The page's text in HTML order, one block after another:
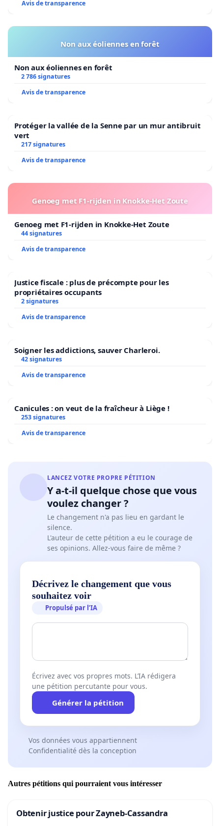
Avis de transparence
Non aux éoliennes en forêt
Non aux éoliennes en forêt
2 786 signatures
Avis de transparence
Protéger la vallée de la Senne par un mur antibruit
vert
217 signatures
Avis de transparence
Genoeg met F1-rijden in Knokke-Het Zoute
Genoeg met F1-rijden in Knokke-Het Zoute
44 signatures
Avis de transparence
Justice fiscale : plus de précompte pour les
propriétaires occupants
2 signatures
Avis de transparence
Soigner les addictions, sauver Charleroi.
42 signatures
Avis de transparence
Canicules : on veut de la fraîcheur à Liège !
253 signatures
Avis de transparence
LANCEZ VOTRE PROPRE PÉTITION
Y a-t-il quelque chose que vous
voulez changer ?
Le changement n'a pas lieu en gardant le
silence.
L'auteur de cette pétition a eu le courage de
ses opinions. Allez-vous faire de même ?
Décrivez le changement que vous
souhaitez voir
Propulsé par l’IA
Écrivez avec vos propres mots. L’IA rédigera
une pétition percutante pour vous.
Générer la pétition
Vos données vous appartiennent
Confidentialité dès la conception
Autres pétitions qui pourraient vous intéresser
Obtenir justice pour Zayneb-Cassandra